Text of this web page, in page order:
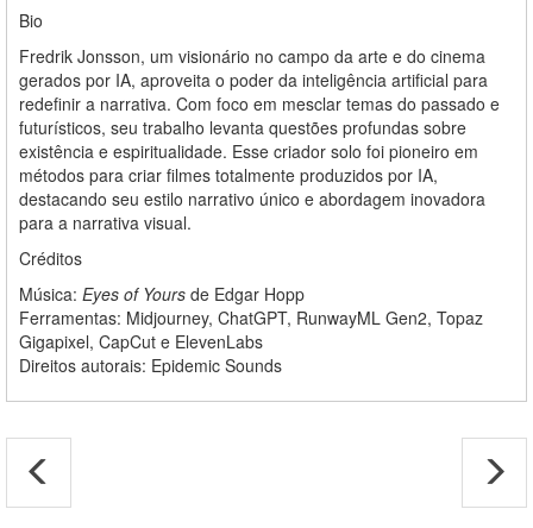
Bio
Fredrik Jonsson, um visionário no campo da arte e do cinema
gerados por IA, aproveita o poder da inteligência artificial para
redefinir a narrativa. Com foco em mesclar temas do passado e
futurísticos, seu trabalho levanta questões profundas sobre
existência e espiritualidade. Esse criador solo foi pioneiro em
métodos para criar filmes totalmente produzidos por IA,
destacando seu estilo narrativo único e abordagem inovadora
para a narrativa visual.
Créditos
Música: Eyes of Yours de Edgar Hopp
Ferramentas: Midjourney, ChatGPT, RunwayML Gen2, Topaz
Gigapixel, CapCut e ElevenLabs
Direitos autorais: Epidemic Sounds